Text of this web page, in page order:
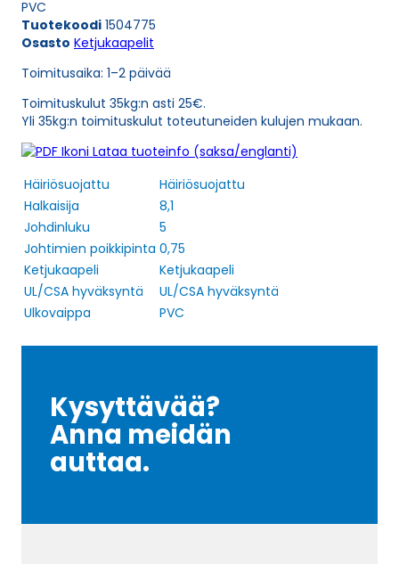
UL/CSA
5G0,75
(AWG19)
määrä
PVC
Tuotekoodi 1504775
Osasto Ketjukaapelit
Toimitusaika: 1–2 päivää
Toimituskulut 35kg:n asti 25€.
Yli 35kg:n toimituskulut toteutuneiden kulujen mukaan.
Lataa tuoteinfo (saksa/englanti)
Häiriösuojattu
Häiriösuojattu
Halkaisija
8,1
Johdinluku
5
Johtimien poikkipinta 0,75
Ketjukaapeli
Ketjukaapeli
UL/CSA hyväksyntä
UL/CSA hyväksyntä
Ulkovaippa
PVC
Kysyttävää?
Anna meidän
auttaa.